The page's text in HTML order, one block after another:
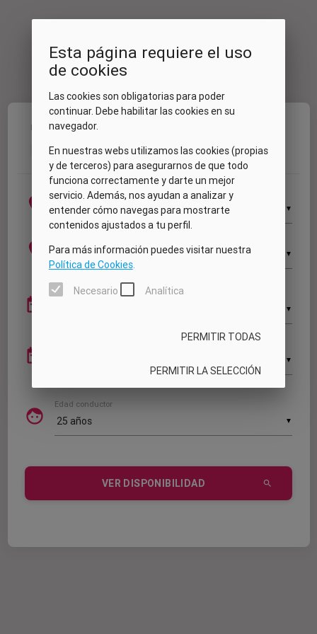
Esta página requiere el uso
de cookies
Las cookies son obligatorias para poder
continuar. Debe habilitar las cookies en su
navegador.
En nuestras webs utilizamos las cookies (propias
y de terceros) para asegurarnos de que todo
funciona correctamente y darte un mejor
servicio. Además, nos ayudan a analizar y
entender cómo navegas para mostrarte
contenidos ajustados a tu perfil.
Para más información puedes visitar nuestra
Política de Cookies.
Necesario Analítica
PERMITIR TODAS
PERMITIR LA SELECCIÓN
Fechas Vehículo
2 3 4 5
location_on
Recogida
▼
location_on ▼
date_range
Recogida
▼
date_range ▼
face
Edad conductor
▼
search
VER DISPONIBILIDAD